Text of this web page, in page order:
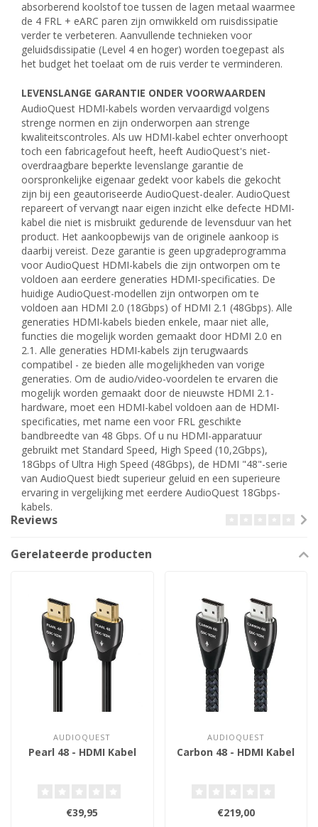
absorberend koolstof toe tussen de lagen metaal waarmee
de 4 FRL + eARC paren zijn omwikkeld om ruisdissipatie
verder te verbeteren. Aanvullende technieken voor
geluidsdissipatie (Level 4 en hoger) worden toegepast als
het budget het toelaat om de ruis verder te verminderen.
LEVENSLANGE GARANTIE ONDER VOORWAARDEN
AudioQuest HDMI-kabels worden vervaardigd volgens
strenge normen en zijn onderworpen aan strenge
kwaliteitscontroles. Als uw HDMI-kabel echter onverhoopt
toch een fabricagefout heeft, heeft AudioQuest's niet-
overdraagbare beperkte levenslange garantie de
oorspronkelijke eigenaar gedekt voor kabels die gekocht
zijn bij een geautoriseerde AudioQuest-dealer. AudioQuest
repareert of vervangt naar eigen inzicht elke defecte HDMI-
kabel die niet is misbruikt gedurende de levensduur van het
product. Het aankoopbewijs van de originele aankoop is
daarbij vereist. Deze garantie is geen upgradeprogramma
voor AudioQuest HDMI-kabels die zijn ontworpen om te
voldoen aan eerdere generaties HDMI-specificaties. De
huidige AudioQuest-modellen zijn ontworpen om te
voldoen aan HDMI 2.0 (18Gbps) of HDMI 2.1 (48Gbps). Alle
generaties HDMI-kabels bieden enkele, maar niet alle,
functies die mogelijk worden gemaakt door HDMI 2.0 en
2.1. Alle generaties HDMI-kabels zijn terugwaards
compatibel - ze bieden alle mogelijkheden van vorige
generaties. Om de audio/video-voordelen te ervaren die
mogelijk worden gemaakt door de nieuwste HDMI 2.1-
hardware, moet een HDMI-kabel voldoen aan de HDMI-
specificaties, met name een voor FRL geschikte
bandbreedte van 48 Gbps. Of u nu HDMI-apparatuur
gebruikt met Standard Speed, High Speed ​​(10,2Gbps),
18Gbps of Ultra High Speed ​​(48Gbps), de HDMI "48"-serie
van AudioQuest biedt superieur geluid en een superieure
ervaring in vergelijking met eerdere AudioQuest 18Gbps-
kabels.
Reviews
Gerelateerde producten
AUDIOQUEST
Pearl 48 - HDMI Kabel
€39,95
AUDIOQUEST
Carbon 48 - HDMI Kabel
€219,00